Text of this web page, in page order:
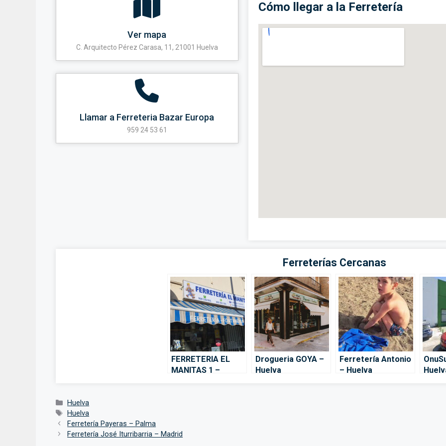
Ver mapa
C. Arquitecto Pérez Carasa, 11, 21001 Huelva
Llamar a Ferreteria Bazar Europa
959 24 53 61
Cómo llegar a la Ferretería
Ferreterías Cercanas
FERRETERIA EL
MANITAS 1 –
Drogueria GOYA –
Huelva
Ferretería Antonio
– Huelva
Categorías
Huelva
Etiquetas
Huelva
Ferretería Payeras – Palma
Ferretería José Iturribarria – Madrid